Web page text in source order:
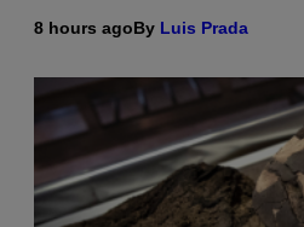
8 hours agoBy Luis Prada